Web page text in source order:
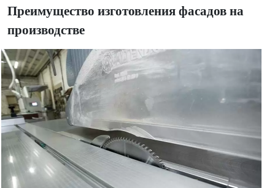
Преимущество изготовления фасадов на
производстве